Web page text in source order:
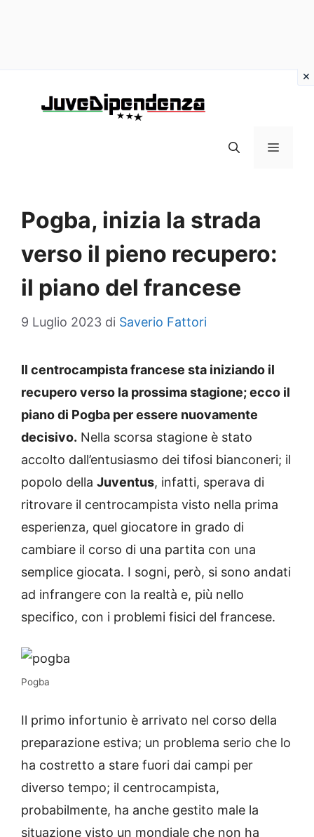
MENU
Pogba, inizia la strada
verso il pieno recupero:
il piano del francese
9 Luglio 2023 di Saverio Fattori
Il centrocampista francese sta iniziando il
recupero verso la prossima stagione; ecco il
piano di Pogba per essere nuovamente
decisivo. Nella scorsa stagione è stato
accolto dall’entusiasmo dei tifosi bianconeri; il
popolo della Juventus, infatti, sperava di
ritrovare il centrocampista visto nella prima
esperienza, quel giocatore in grado di
cambiare il corso di una partita con una
semplice giocata. I sogni, però, si sono andati
ad infrangere con la realtà e, più nello
specifico, con i problemi fisici del francese.
Pogba
Il primo infortunio è arrivato nel corso della
preparazione estiva; un problema serio che lo
ha costretto a stare fuori dai campi per
diverso tempo; il centrocampista,
probabilmente, ha anche gestito male la
situazione visto un mondiale che non ha